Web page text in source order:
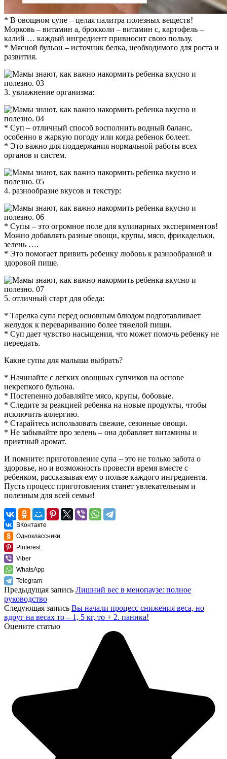
* В овощном супе – целая палитра полезных веществ!
Морковь – витамин а, брокколи – витамин с, картофель –
калий … каждый ингредиент привносит свою пользу.
* Мясной бульон – источник белка, необходимого для роста и
развития.
3. увлажнение организма:
* Суп – отличный способ восполнить водный баланс,
особенно в жаркую погоду или когда ребенок болеет.
* Это важно для поддержания нормальной работы всех
органов и систем.
4. разнообразие вкусов и текстур:
* Супы – это огромное поле для кулинарных экспериментов!
Можно добавлять разные овощи, крупы, мясо, фрикадельки,
зелень ….
* Это помогает привить ребенку любовь к разнообразной и
здоровой пище.
5. отличный старт для обеда:
* Тарелка супа перед основным блюдом подготавливает
желудок к перевариванию более тяжелой пищи.
* Суп дает чувство насыщения, что может помочь ребенку не
переедать.
Какие супы для малыша выбрать?
* Начинайте с легких овощных супчиков на основе
некрепкого бульона.
* Постепенно добавляйте мясо, крупы, бобовые.
* Следите за реакцией ребенка на новые продукты, чтобы
исключить аллергию.
* Старайтесь использовать свежие, сезонные овощи.
* Не забывайте про зелень – она добавляет витамины и
приятный аромат.
И помните: приготовление супа – это не только забота о
здоровье, но и возможность провести время вместе с
ребенком, рассказывая ему о пользе каждого ингредиента.
Пусть процесс приготовления станет увлекательным и
полезным для всей семьи!
ВКонтакте
Одноклассники
Pinterest
Viber
WhatsApp
Telegram
Предыдущая запись Лишний вес в менопаузе: полное
руководство
Следующая запись Вы начали процесс снижения веса, но
вдруг на весах то – 1, 5 кг, то + 2. паника!
Оцените статью